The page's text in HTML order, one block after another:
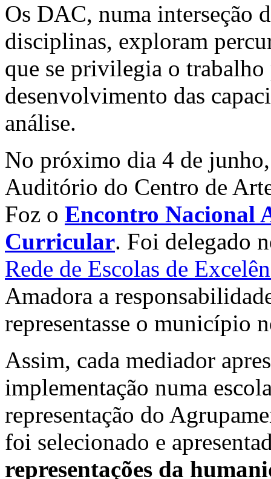
Os DAC, numa interseção
disciplinas, exploram
que se privilegia o
desenvolvimento das
análise.
No próximo dia 4 de
Auditório do Centro de
Foz o Encontro Nacional
Curricular. Foi delegado
Rede de Escolas de
Amadora a
representasse o município
Assim, cada mediador
implementação numa
representação do
foi selecionado e
representações da